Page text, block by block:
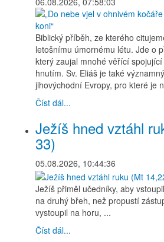
Biblický příběh, ze kterého
letošnímu úmornému létu. Jde o
který zaujal mnohé věřící
hnutím. Sv. Eliáš je také
jihovýchodní Evropy, pro které je
Číst dál...
Ježíš hned vztáhl
33)
05.08.2026, 10:44:36
Ježíš přiměl učedníky, aby
na druhý břeh, než propustí
vystoupil na horu, ...
Číst dál...